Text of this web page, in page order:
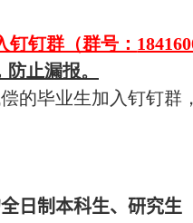
钉钉群（群号：
止漏报。
的毕业生加入钉钉群
日制本科生、研究生